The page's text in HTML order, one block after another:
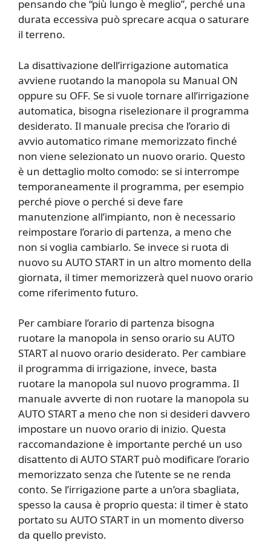
pensando che “più lungo è meglio”, perché una
durata eccessiva può sprecare acqua o saturare
il terreno.
La disattivazione dell’irrigazione automatica
avviene ruotando la manopola su Manual ON
oppure su OFF. Se si vuole tornare all’irrigazione
automatica, bisogna riselezionare il programma
desiderato. Il manuale precisa che l’orario di
avvio automatico rimane memorizzato finché
non viene selezionato un nuovo orario. Questo
è un dettaglio molto comodo: se si interrompe
temporaneamente il programma, per esempio
perché piove o perché si deve fare
manutenzione all’impianto, non è necessario
reimpostare l’orario di partenza, a meno che
non si voglia cambiarlo. Se invece si ruota di
nuovo su AUTO START in un altro momento della
giornata, il timer memorizzerà quel nuovo orario
come riferimento futuro.
Per cambiare l’orario di partenza bisogna
ruotare la manopola in senso orario su AUTO
START al nuovo orario desiderato. Per cambiare
il programma di irrigazione, invece, basta
ruotare la manopola sul nuovo programma. Il
manuale avverte di non ruotare la manopola su
AUTO START a meno che non si desideri davvero
impostare un nuovo orario di inizio. Questa
raccomandazione è importante perché un uso
disattento di AUTO START può modificare l’orario
memorizzato senza che l’utente se ne renda
conto. Se l’irrigazione parte a un’ora sbagliata,
spesso la causa è proprio questa: il timer è stato
portato su AUTO START in un momento diverso
da quello previsto.